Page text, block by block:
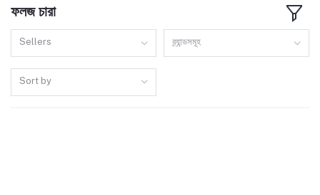
ফলজ চারা
Sellers ব্র্যান্ডসমূহ
Sort by